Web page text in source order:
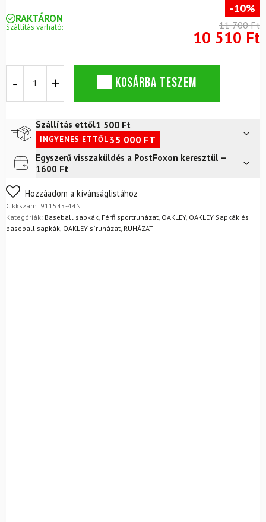
RAKTÁRON
Szállítás várható:
-10%
11 700 Ft
10 510 Ft
Sapka
mennyiség
KOSÁRBA TESZEM
Szállítás ettől1 500 Ft
INGYENES ETTŐL35 000 FT
Futár a címre2 400
FoxPost
Egyszerű visszaküldés a PostFoxon keresztül –
1600 Ft
Nem biztos a választásában? Semmi gond – a terméket
egyszerűen visszaküldheti 14 napon belül, indoklás nélkül.
Mik a visszaküldés feltételei?
Hozzáadom a kívánságlistához
Cikkszám: 911545-44N
Kategóriák: Baseball sapkák Férfi sportruházat OAKLEY, OAKLEY Sapkák és
baseball sapkák OAKLEY síruházat RUHÁZAT